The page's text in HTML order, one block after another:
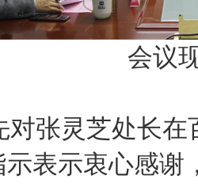
会议
对张灵芝处长
表示衷心感谢